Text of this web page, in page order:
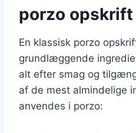
porzo opskrift
En klassisk porzo
grundlæggende
alt efter smag og
af de mest almindelige
anvendes i porzo: